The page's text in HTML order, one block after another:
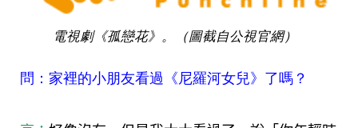
電視劇《孤戀花》。（圖截自公視官網）
問：家裡的小朋友看過《尼羅河女兒》了嗎？